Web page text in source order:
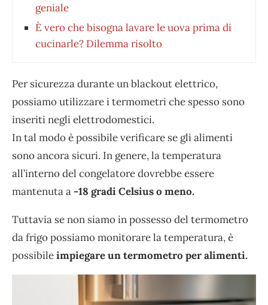
geniale
È vero che bisogna lavare le uova prima di
cucinarle? Dilemma risolto
Per sicurezza durante un blackout elettrico,
possiamo utilizzare i termometri che spesso sono
inseriti negli elettrodomestici.
In tal modo è possibile verificare se gli alimenti
sono ancora sicuri. In genere, la temperatura
all’interno del congelatore dovrebbe essere
mantenuta a-18 gradi Celsius o meno.
Tuttavia se non siamo in possesso del termometro
da frigo possiamo monitorare la temperatura, è
possibileimpiegare un termometro per alimenti.